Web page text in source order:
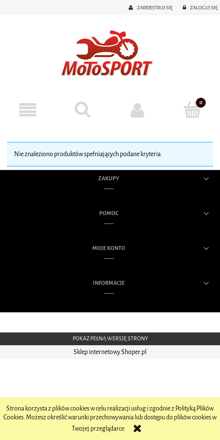
Strona korzysta z plików cookies w celu realizacji usług i zgodnie z Polityką Plików
Cookies. Możesz określić warunki przechowywania lub dostępu do plików cookies w
Twojej przeglądarce.
ZAREJESTRUJ SIĘ ZALOGUJ SIĘ
Nie znaleziono produktów spełniających podane kryteria.
ZAKUPY
POMOC
MOJE KONTO
INFORMACJE
POKAŻ PEŁNĄ WERSJĘ STRONY
Sklep internetowy Shoper.pl